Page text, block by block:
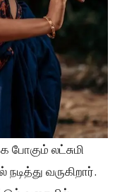
லட்சுமி
வருகிறார்.